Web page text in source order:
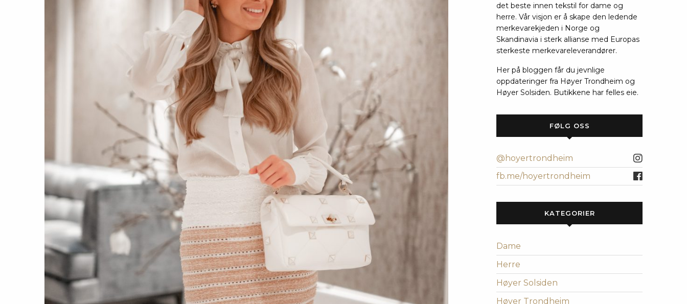
det beste innen tekstil for dame og
herre. Vår visjon er å skape den ledende
merkevarekjeden i Norge og
Skandinavia i sterk allianse med Europas
sterkeste merkevareleverandører.
Her på bloggen får du jevnlige
oppdateringer fra Høyer Trondheim og
Høyer Solsiden. Butikkene har felles eie.
FØLG OSS
@hoyertrondheim
fb.me/hoyertrondheim
KATEGORIER
Dame
Herre
Høyer Solsiden
Høyer Trondheim